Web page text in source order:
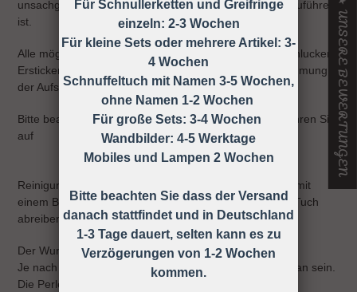
unsachgemäßen Gebrauch der Schnullerkette zurück zuführen
ist.
Alle möglichen Unfälle und Verletzungen wie z.B. Verschlucken,
Ersticken, Strangulieren ect. können durch die Wahrnehmung
der Aufsichtspflicht vermieden werden!
Bitte beachten Sie die Gebrauchsanweisung und bewahren Sie
auf
Reinigung: Sie können die Schnullerkette ganz einfach mit
einem Baby-Feuchttuch oder einem anderen feuchten Tuch
abreiben.
Der Wunschname kann bis zu 10 Buchstaben haben.
Je nach Länge des Namens, werden weniger Perlen dran sein.
Die Perlen sind aus silikon, zum Beißen geeignet.
★ UNSERE BEWERTUNGEN
Für Schnullerketten und Greifringe
einzeln: 2-3 Wochen
Für kleine Sets oder mehrere Artikel: 3-
4 Wochen
Schnuffeltuch mit Namen 3-5 Wochen,
ohne Namen 1-2 Wochen
Für große Sets: 3-4 Wochen
Wandbilder: 4-5 Werktage
Mobiles und Lampen 2 Wochen
Bitte beachten Sie dass der Versand
danach stattfindet und in Deutschland
1-3 Tage dauert, selten kann es zu
Verzögerungen von 1-2 Wochen
kommen.